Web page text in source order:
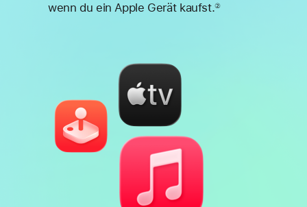
wenn du ein Apple Gerät kaufst.②